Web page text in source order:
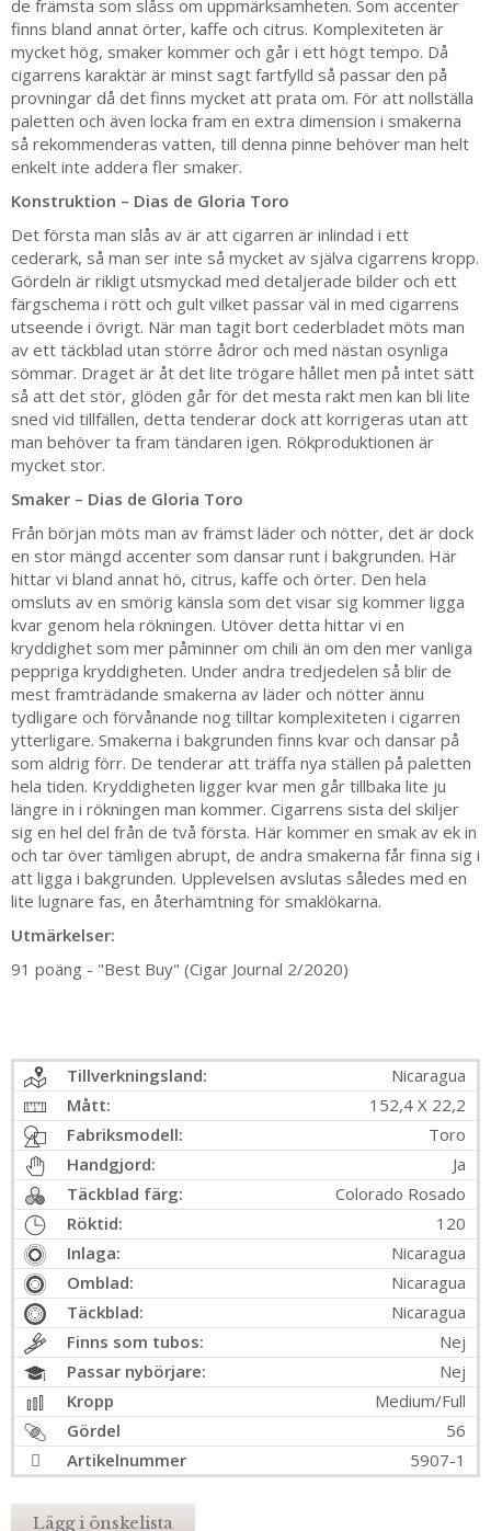
de främsta som slåss om uppmärksamheten. Som accenter
finns bland annat örter, kaffe och citrus. Komplexiteten är
mycket hög, smaker kommer och går i ett högt tempo. Då
cigarrens karaktär är minst sagt fartfylld så passar den på
provningar då det finns mycket att prata om. För att nollställa
paletten och även locka fram en extra dimension i smakerna
så rekommenderas vatten, till denna pinne behöver man helt
enkelt inte addera fler smaker.
Konstruktion – Dias de Gloria Toro
Det första man slås av är att cigarren är inlindad i ett
cederark, så man ser inte så mycket av själva cigarrens kropp.
Gördeln är rikligt utsmyckad med detaljerade bilder och ett
färgschema i rött och gult vilket passar väl in med cigarrens
utseende i övrigt. När man tagit bort cederbladet möts man
av ett täckblad utan större ådror och med nästan osynliga
sömmar. Draget är åt det lite trögare hållet men på intet sätt
så att det stör, glöden går för det mesta rakt men kan bli lite
sned vid tillfällen, detta tenderar dock att korrigeras utan att
man behöver ta fram tändaren igen. Rökproduktionen är
mycket stor.
Smaker – Dias de Gloria Toro
Från början möts man av främst läder och nötter, det är dock
en stor mängd accenter som dansar runt i bakgrunden. Här
hittar vi bland annat hö, citrus, kaffe och örter. Den hela
omsluts av en smörig känsla som det visar sig kommer ligga
kvar genom hela rökningen. Utöver detta hittar vi en
kryddighet som mer påminner om chili än om den mer vanliga
peppriga kryddigheten. Under andra tredjedelen så blir de
mest framträdande smakerna av läder och nötter ännu
tydligare och förvånande nog tilltar komplexiteten i cigarren
ytterligare. Smakerna i bakgrunden finns kvar och dansar på
som aldrig förr. De tenderar att träffa nya ställen på paletten
hela tiden. Kryddigheten ligger kvar men går tillbaka lite ju
längre in i rökningen man kommer. Cigarrens sista del skiljer
sig en hel del från de två första. Här kommer en smak av ek in
och tar över tämligen abrupt, de andra smakerna får finna sig i
att ligga i bakgrunden. Upplevelsen avslutas således med en
lite lugnare fas, en återhämtning för smaklökarna.
Utmärkelser:
91 poäng - "Best Buy" (Cigar Journal 2/2020)
Tillverkningsland:
Nicaragua
Mått:
152,4 X 22,2
Fabriksmodell:
Toro
Handgjord:
Ja
Täckblad färg:
Colorado Rosado
Röktid:
120
Inlaga:
Nicaragua
Omblad:
Nicaragua
Täckblad:
Nicaragua
Finns som tubos:
Nej
Passar nybörjare:
Nej
Kropp
Medium/Full
Gördel
56
Artikelnummer
5907-1
Lägg i önskelista